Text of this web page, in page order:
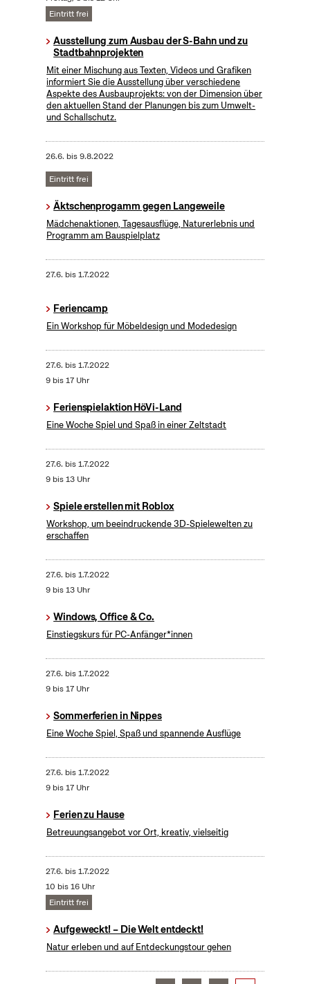
Eintritt frei
Ausstellung zum Ausbau der S-Bahn und zu
Stadtbahnprojekten
Mit einer Mischung aus Texten, Videos und Grafiken
informiert Sie die Ausstellung über verschiedene
Aspekte des Ausbauprojekts: von der Dimension über
den aktuellen Stand der Planungen bis zum Umwelt-
und Schallschutz.
26.6. bis9.8.2022
Eintritt frei
Äktschenprogamm gegen Langeweile
Mädchenaktionen, Tagesausflüge, Naturerlebnis und
Programm am Bauspielplatz
27.6. bis1.7.2022
Feriencamp
Ein Workshop für Möbeldesign und Modedesign
27.6. bis1.7.2022
9 bis 17 Uhr
Ferienspielaktion HöVi-Land
Eine Woche Spiel und Spaß in einer Zeltstadt
27.6. bis1.7.2022
9 bis 13 Uhr
Spiele erstellen mit Roblox
Workshop, um beeindruckende 3D-Spielewelten zu
erschaffen
27.6. bis1.7.2022
9 bis 13 Uhr
Windows, Office & Co.
Einstiegskurs für PC-Anfänger*innen
27.6. bis1.7.2022
9 bis 17 Uhr
Sommerferien in Nippes
Eine Woche Spiel, Spaß und spannende Ausflüge
27.6. bis1.7.2022
9 bis 17 Uhr
Ferien zu Hause
Betreuungsangebot vor Ort, kreativ, vielseitig
27.6. bis1.7.2022
10 bis 16 Uhr
Eintritt frei
Aufgeweckt! – Die Welt entdeckt!
Natur erleben und auf Entdeckungstour gehen